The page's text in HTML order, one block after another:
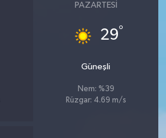
PAZARTESI
29°
Güneşli
Nem: %39
Rüzgar: 4.69 m/s